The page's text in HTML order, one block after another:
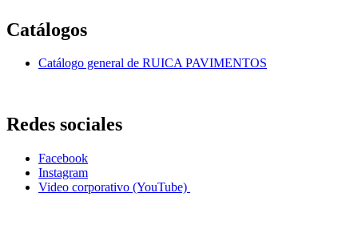
Catálogos
Catálogo general de RUICA PAVIMENTOS
Redes sociales
Facebook
Instagram
Video corporativo (YouTube)